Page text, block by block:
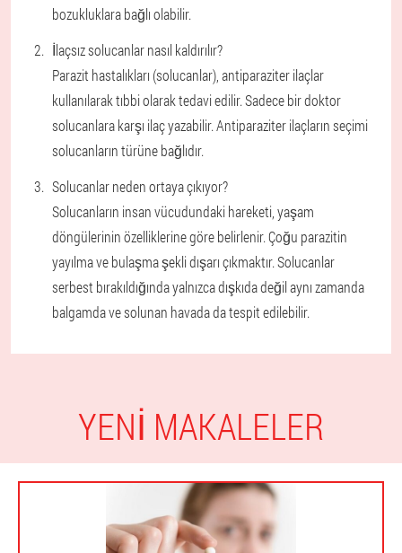
bozukluklara bağlı olabilir.
İlaçsız solucanlar nasıl kaldırılır?
Parazit hastalıkları (solucanlar), antiparaziter ilaçlar
kullanılarak tıbbi olarak tedavi edilir. Sadece bir doktor
solucanlara karşı ilaç yazabilir. Antiparaziter ilaçların seçimi
solucanların türüne bağlıdır.
Solucanlar neden ortaya çıkıyor?
Solucanların insan vücudundaki hareketi, yaşam
döngülerinin özelliklerine göre belirlenir. Çoğu parazitin
yayılma ve bulaşma şekli dışarı çıkmaktır. Solucanlar
serbest bırakıldığında yalnızca dışkıda değil aynı zamanda
balgamda ve solunan havada da tespit edilebilir.
YENI MAKALELER